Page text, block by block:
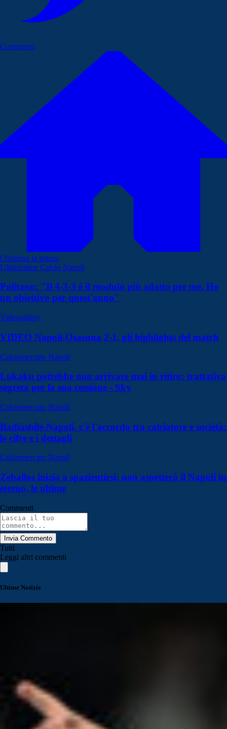
Commenta
Continua la lettura
Ultimissime Calcio Napoli
Politano: "Il 4-3-3 è il modulo più adatto per me. Ho
un obiettivo per quest'anno"
Videogallery
VIDEO Napoli-Osasuna 2-1, gli highlights del match
Calciomercato Napoli
Lukaku potrebbe non arrivare mai in ritiro: trattativa
segreta per la sua cessione - Sky
Calciomercato Napoli
Badiashile-Napoli, c'è l'accordo tra calciatore e società:
le cifre e i dettagli
Calciomercato Napoli
Zeballos inizia a spazientirsi: non aspetterà il Napoli in
eterno, le ultime
Commenti
Invia Commento
Tutti
Leggi altri commenti
Ultime Notizie